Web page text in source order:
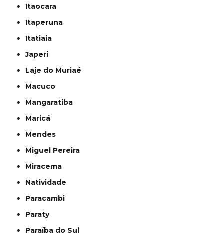
Itaocara
Itaperuna
Itatiaia
Japeri
Laje do Muriaé
Macuco
Mangaratiba
Maricá
Mendes
Miguel Pereira
Miracema
Natividade
Paracambi
Paraty
Paraíba do Sul